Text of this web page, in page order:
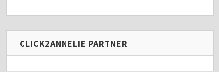
CLICK2ANNELIE PARTNER